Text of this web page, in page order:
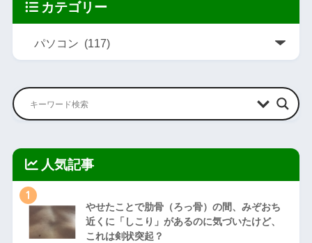
カテゴリー
人気記事
1
やせたことで肋骨（ろっ骨）の間、みぞおち
近くに「しこり」があるのに気づいたけど、
これは剣状突起？